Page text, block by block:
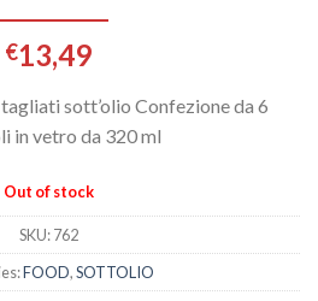
€13,49
sott’olio Confezione da 6
in vetro da 320 ml
Out of stock
SKU:762
FOOD,SOTTOLIO